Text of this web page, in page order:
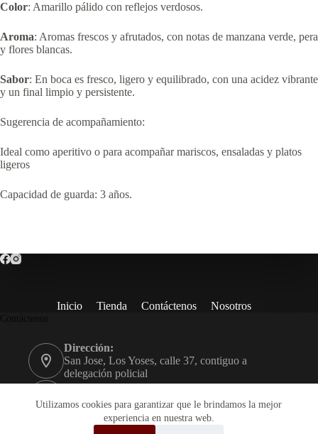
Utilizamos cookies para garantizar que le brindamos la mejor
experiencia en nuestra web.
Color: Amarillo pálido con reflejos verdosos.
Aroma: Aromas frescos y afrutados, con notas de manzana verde, pera
y flores blancas.
Sabor: En boca es fresco, ligero y equilibrado, con una acidez vibrante
y un final limpio y persistente.
Sugerencia de acompañamiento:
Ideal como aperitivo o para acompañar mariscos, ensaladas y platos
ligeros
Capacidad de guarda: 3 años.
Inicio Tienda Contáctenos Nosotros
Contáctenos
Dirección:
San Jose, Los Yoses, calle 37, contiguo a
delegación policial
+506 2234-9600
Email: